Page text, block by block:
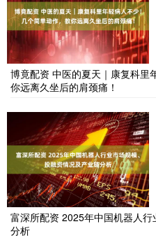
博竟配资 中医的夏天｜康复科里
你远离久坐后的肩颈痛！
富深所配资 2025年中国机器人
分析